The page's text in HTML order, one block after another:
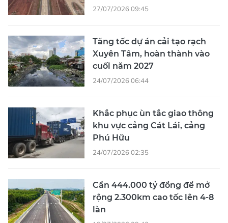
27/07/2026 09:45
Tăng tốc dự án cải tạo rạch
Xuyên Tâm, hoàn thành vào
cuối năm 2027
24/07/2026 06:44
Khắc phục ùn tắc giao thông
khu vực cảng Cát Lái, cảng
Phú Hữu
24/07/2026 02:35
Cần 444.000 tỷ đồng để mở
rộng 2.300km cao tốc lên 4-8
làn